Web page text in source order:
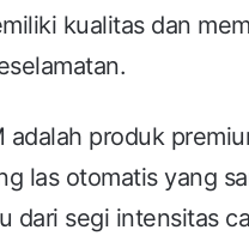
kualitas dan
adalah produk
las otomatis yang
dari segi intensitas